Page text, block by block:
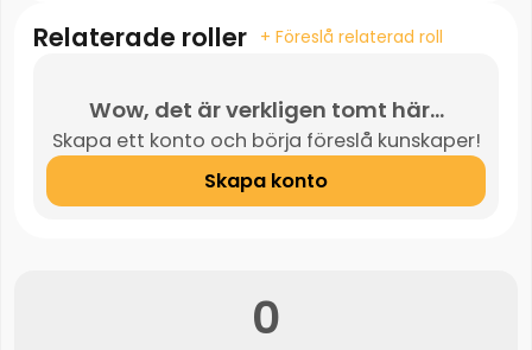
Relaterade roller + Föreslå relaterad roll
Wow, det är verkligen tomt här...
Skapa ett konto och börja föreslå kunskaper!
Skapa konto
0